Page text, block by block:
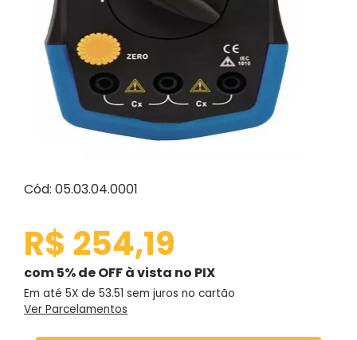
Cód: 05.03.04.0001
R$ 254,19
com 5% de OFF à vista no PIX
Em até 5X de 53.51 sem juros no cartão
Ver Parcelamentos